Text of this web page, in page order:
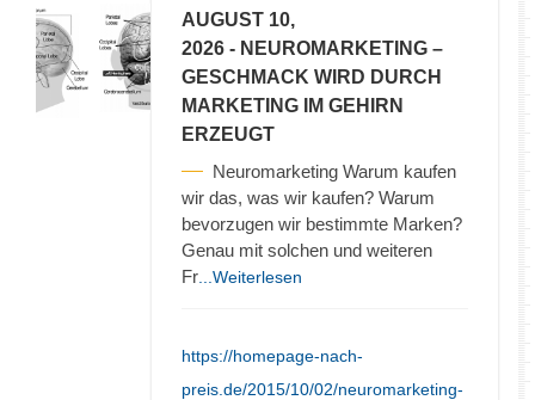
AUGUST 10,
2026 - NEUROMARKETING –
GESCHMACK WIRD DURCH
MARKETING IM GEHIRN
ERZEUGT
Neuromarketing Warum kaufen
wir das, was wir kaufen? Warum
bevorzugen wir bestimmte Marken?
Genau mit solchen und weiteren
Fr ...Weiterlesen
https://homepage-nach-
preis.de/2015/10/02/neuromarketing-